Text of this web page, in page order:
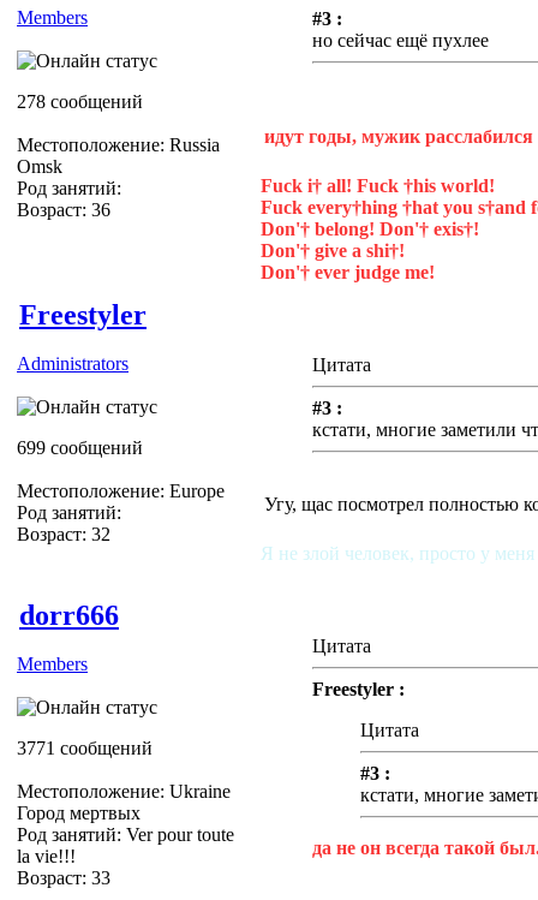
Members
278 сообщений
Местоположение: Russia
Omsk
Род занятий:
Возраст: 36
#3 :
но сейчас ещё пухлее
идут годы, мужик
Fuck i† all! Fuck †his world!
Fuck every†hing †hat you s†and
Don'† belong! Don'† exis†!
Don'† give a shi†!
Don'† ever judge me!
Freestyler
Administrators
699 сообщений
Местоположение: Europe
Род занятий:
Возраст: 32
Цитата
#3 :
кстати, многие заметили
Угу, щас посмотрел полностью
Я не злой человек, просто у
dorr666
Members
3771 сообщений
Местоположение: Ukraine
Город мертвых
Род занятий: Ver pour toute
la vie!!!
Возраст: 33
Цитата
Freestyler :
Цитата
#3 :
кстати, многие
да не он всегда такой